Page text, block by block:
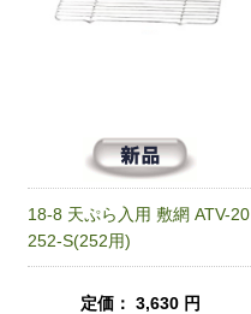
18-8 天ぷら入用 敷網 ATV-20
252-S(252用)
定価： 3,630 円